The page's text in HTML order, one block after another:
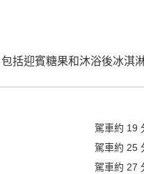
括迎賓糖果和沐浴後冰淇
駕車約 19
駕車約 25
駕車約 27